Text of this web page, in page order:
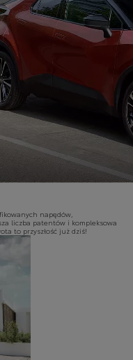
napędów,
liczba patentów i kompleksowa
to przyszłość już dziś!